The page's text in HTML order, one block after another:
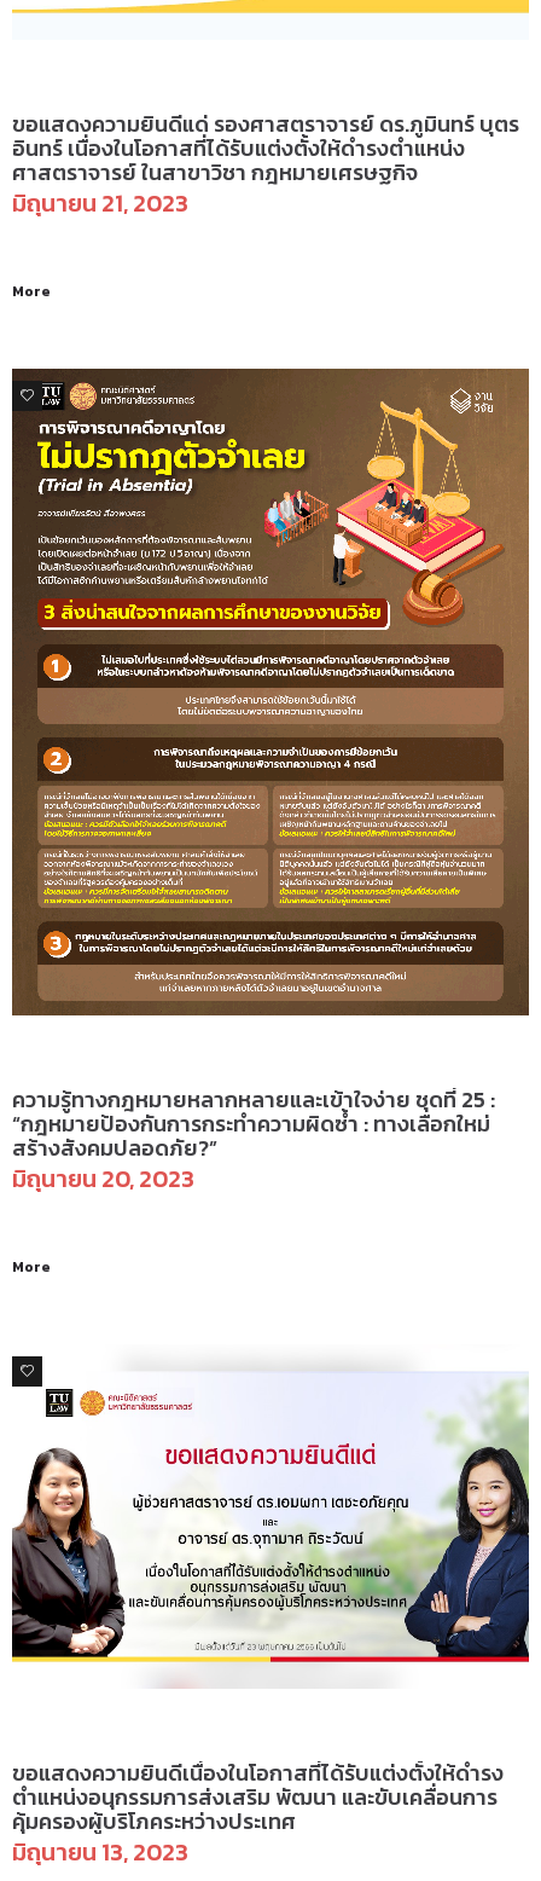
ขอแสดงความยินดีแด่ รองศาสตราจารย์ ดร.ภูมินทร์ บุตร
อินทร์ เนื่องในโอกาสที่ได้รับแต่งตั้งให้ดำรงตำแหน่ง
ศาสตราจารย์ ในสาขาวิชา กฎหมายเศรษฐกิจ
มิถุนายน 21, 2023
More
2
ความรู้ทางกฎหมายหลากหลายและเข้าใจง่าย ชุดที่ 25 :
“กฎหมายป้องกันการกระทำความผิดซ้ำ : ทางเลือกใหม่
สร้างสังคมปลอดภัย?”
มิถุนายน 20, 2023
More
0
ขอแสดงความยินดีเนื่องในโอกาสที่ได้รับแต่งตั้งให้ดำรง
ตำแหน่งอนุกรรมการส่งเสริม พัฒนา และขับเคลื่อนการ
คุ้มครองผู้บริโภคระหว่างประเทศ
มิถุนายน 13, 2023